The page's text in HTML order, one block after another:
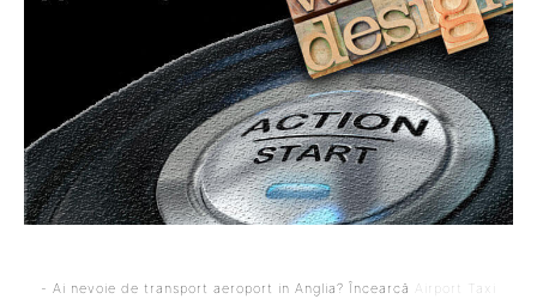
- Ai nevoie de transport aeroport in Anglia? Încearcă Airport Taxi